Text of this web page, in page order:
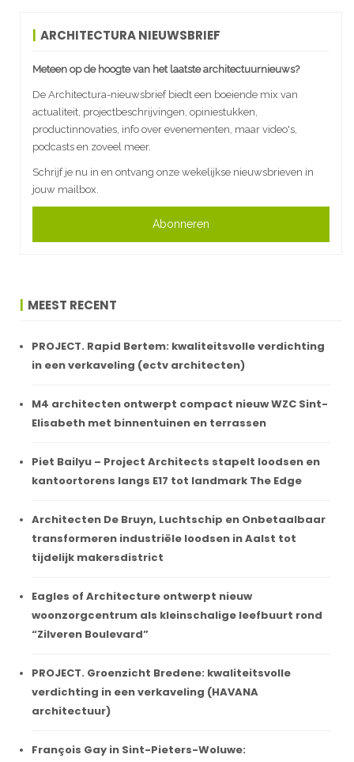
ARCHITECTURA NIEUWSBRIEF
Meteen op de hoogte van het laatste architectuurnieuws?
De Architectura-nieuwsbrief biedt een boeiende mix van
actualiteit, projectbeschrijvingen, opiniestukken,
productinnovaties, info over evenementen, maar video's,
podcasts en zoveel meer.
Schrijf je nu in en ontvang onze wekelijkse nieuwsbrieven in
jouw mailbox.
Abonneren
MEEST RECENT
PROJECT. Rapid Bertem: kwaliteitsvolle verdichting
in een verkaveling (ectv architecten)
M4 architecten ontwerpt compact nieuw WZC Sint-
Elisabeth met binnentuinen en terrassen
Piet Bailyu – Project Architects stapelt loodsen en
kantoortorens langs E17 tot landmark The Edge
Architecten De Bruyn, Luchtschip en Onbetaalbaar
transformeren industriële loodsen in Aalst tot
tijdelijk makersdistrict
Eagles of Architecture ontwerpt nieuw
woonzorgcentrum als kleinschalige leefbuurt rond
“Zilveren Boulevard”
PROJECT. Groenzicht Bredene: kwaliteitsvolle
verdichting in een verkaveling (HAVANA
architectuur)
François Gay in Sint-Pieters-Woluwe: